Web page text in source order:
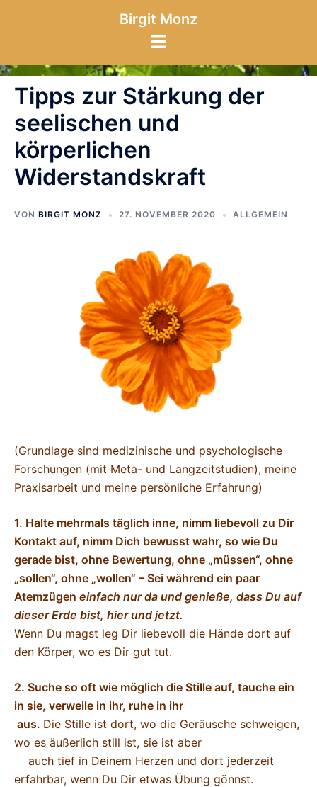
Birgit Monz
Menü
Tipps zur Stärkung der
seelischen und
körperlichen
Widerstandskraft
VON BIRGIT MONZ 27. NOVEMBER 2020 ALLGEMEIN
(Grundlage sind medizinische und psychologische
Forschungen (mit Meta- und Langzeitstudien), meine
Praxisarbeit und meine persönliche Erfahrung)
1. Halte mehrmals täglich inne, nimm liebevoll zu Dir
Kontakt auf, nimm Dich bewusst wahr, so wie Du
gerade bist, ohne Bewertung, ohne „müssen“, ohne
„sollen“, ohne „wollen“ – Sei während ein paar
Atemzügen einfach nur da und genieße, dass Du auf
dieser Erde bist, hier und jetzt.
Wenn Du magst leg Dir liebevoll die Hände dort auf
den Körper, wo es Dir gut tut.
2. Suche so oft wie möglich die Stille auf, tauche ein
in sie, verweile in ihr, ruhe in ihr
aus. Die Stille ist dort, wo die Geräusche schweigen,
wo es äußerlich still ist, sie ist aber
auch tief in Deinem Herzen und dort jederzeit
erfahrbar, wenn Du Dir etwas Übung gönnst.